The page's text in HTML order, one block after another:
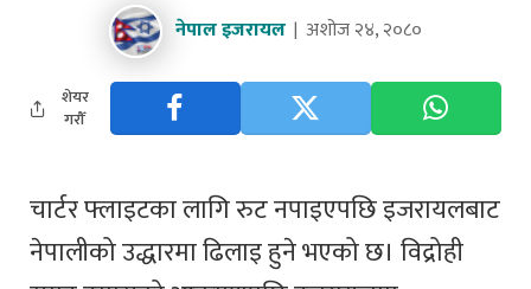
नेपाल इजरायल अशोज २४, २०८०
शेयर
गरौँ
चार्टर फ्लाइटका लागि रुट नपाइएपछि इजरायलबाट
नेपालीको उद्धारमा ढिलाइ हुने भएको छ। विद्रोही